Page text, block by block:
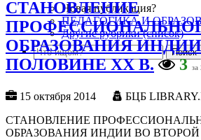
Новая публикация?
ПЕДАГОГИКА И
Другие рубрики (список)
СТАНОВЛЕНИЕ
ОБРАЗОВАНИЯ
ПОЛОВИНЕ XX В.
3 за
15 октября 2014
БЦБ
СТАНОВЛЕНИЕ
ОБРАЗОВАНИЯ ИНДИИ ВО